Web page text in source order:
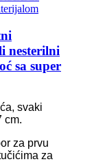
nesterilni
sa super
svaki
cm.
za prvu
za